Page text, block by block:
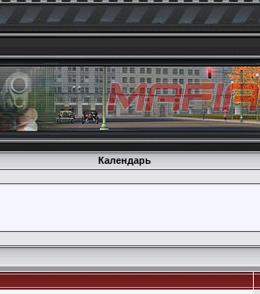
Календарь